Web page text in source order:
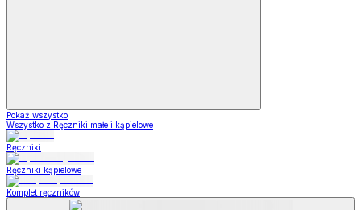
Pokaż wszystko
Wszystko z Ręczniki małe i kąpielowe
Ręczniki
Ręczniki kąpielowe
Komplet ręczników